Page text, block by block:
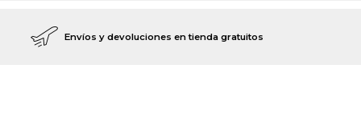
Envíos y devoluciones en tienda gratuitos